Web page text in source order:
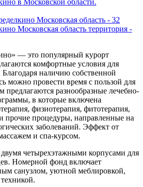
— это популярный курорт
комфортные условия для
наличию собственной
можно провести время с пользой для
разнообразные лечебно-
в которые включена
физиотерапия, фитотерапия,
прочие процедуры, направленные на
заболеваний. Эффект от
и спа-курсом.
двумя четырехэтажными корпусами для
Номерной фонд включает
санузлом, уютной меблировкой,